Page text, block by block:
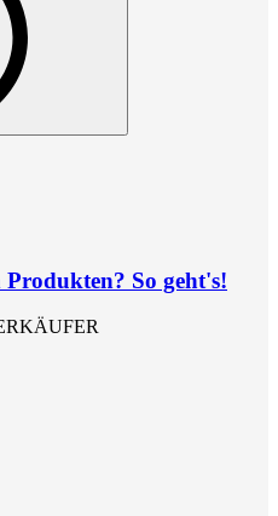
So geht's!